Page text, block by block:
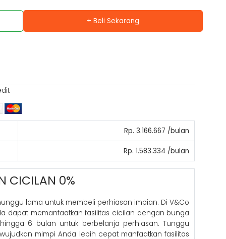
+ Beli Sekarang
Rp. 3.166.667 /bulan
Rp. 1.583.334 /bulan
CICILAN 0%
lama untuk membeli perhiasan impian. Di V&Co
dapat memanfaatkan fasilitas cicilan dengan bunga
6 bulan untuk berbelanja perhiasan. Tunggu
mimpi Anda lebih cepat manfaatkan fasilitas